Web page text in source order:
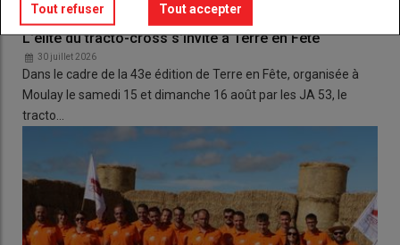
L'élite du tracto-cross s'invite à Terre en Fête
30 juillet 2026
Dans le cadre de la 43e édition de Terre en Fête, organisée à
Moulay le samedi 15 et dimanche 16 août par les JA 53, le
tracto…
Tout refuser Tout accepter